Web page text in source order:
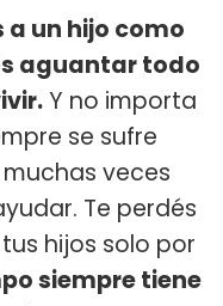
un hijo como
aguantar todo
Y no importa
se sufre
veces
Te perdés
hijos solo por
siempre tiene